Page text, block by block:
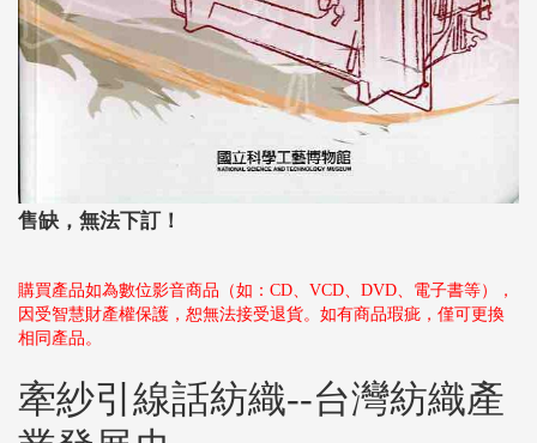
售缺，無法下訂！
購買產品如為數位影音商品（如：CD、VCD、DVD、電子書等），
因受智慧財產權保護，恕無法接受退貨。如有商品瑕疵，僅可更換
相同產品。
牽紗引線話紡織--台灣紡織產